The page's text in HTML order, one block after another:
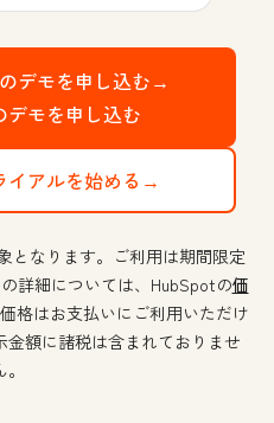
デモを申し込む→
デモを申し込む
イアルを始める→
となります。ご利用は期間限定
詳細については、HubSpotの価
格はお支払いにご利用いただけ
金額に諸税は含まれておりませ